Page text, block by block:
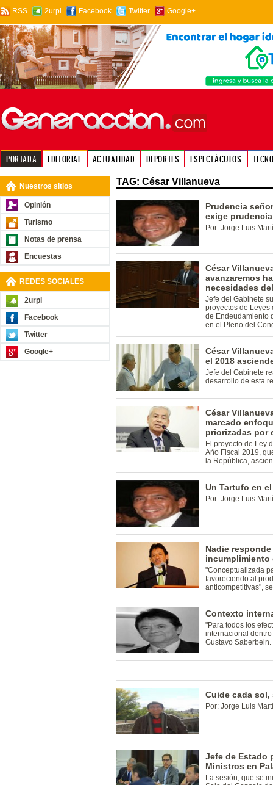
RSS 2urpi Facebook Twitter Google+
PORTADA EDITORIAL ACTUALIDAD DEPORTES ESPECTÁCULOS
Nuestros sitios
Opinión
Turismo
Notas de prensa
Encuestas
REDES SOCIALES
2urpi
Facebook
Twitter
Google+
TAG: César Villanueva
Prudencia
exige prudencia
Por: Jorge Luis
César
avanzaremos
necesidades
Jefe del Gabinete
proyectos de Leyes
de Endeudamiento
en el Pleno del
César
el 2018
Jefe del Gabinete
desarrollo de esta
César
marcado
priorizadas por
El proyecto de Ley
Año Fiscal 2019,
la República,
Un Tartufo en
Por: Jorge Luis
Nadie
incumplimiento
"Conceptualizada
favoreciendo al
anticompetitivas",
Contexto
"Para todos los
internacional
Gustavo Saberbein.
Cuide cada sol,
Por: Jorge Luis
Jefe de Estado
Ministros en
La sesión, que se